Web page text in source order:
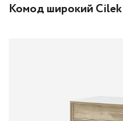
Комод широкий